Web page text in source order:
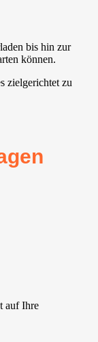
bis hin zur
können.
zielgerichtet zu
auf Ihre